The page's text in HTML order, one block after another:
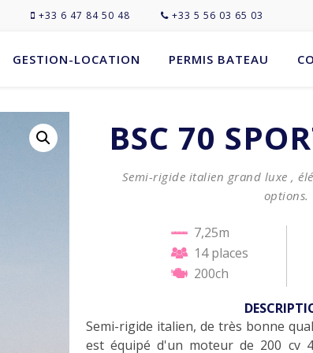
+33 6 47 84 50 48 +33 5 56 03 65 03
GESTION-LOCATION PERMIS BATEAU
BSC 70
Semi-rigide italien grand luxe ,
options.
7,25m
14 places
200ch
Semi-rigide italien, de très bonne
est équipé d'un moteur de 200 cv